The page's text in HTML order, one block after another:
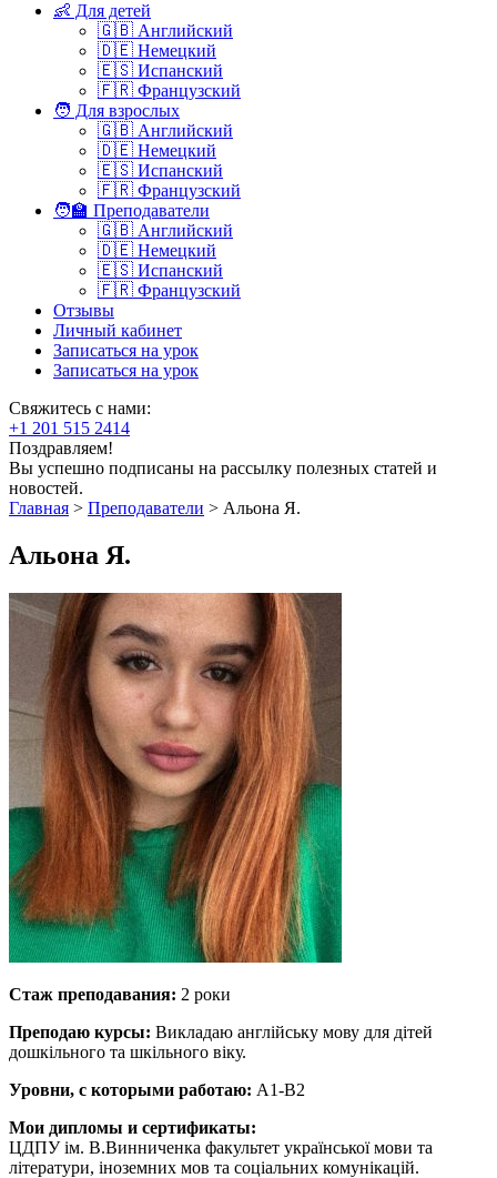
👶 Для детей
🇬🇧 Английский
🇩🇪 Немецкий
🇪🇸 Испанский
🇫🇷 Французский
🧑 Для взрослых
🇬🇧 Английский
🇩🇪 Немецкий
🇪🇸 Испанский
🇫🇷 Французский
🧑‍🏫 Преподаватели
🇬🇧 Английский
🇩🇪 Немецкий
🇪🇸 Испанский
🇫🇷 Французский
Отзывы
Личный кабинет
Записаться на урок
Записаться на урок
Свяжитесь с нами:
+1 201 515 2414
Поздравляем!
Вы успешно подписаны на рассылку полезных статей и
новостей.
Главная > Преподаватели > Альона Я.
Альона Я.
Стаж преподавания: 2 роки
Преподаю курсы: Викладаю англійську мову для дітей
дошкільного та шкільного віку.
Уровни, с которыми работаю: A1-B2
Мои дипломы и сертификаты:
ЦДПУ ім. В.Винниченка факультет української мови та
літератури, іноземних мов та соціальних комунікацій.